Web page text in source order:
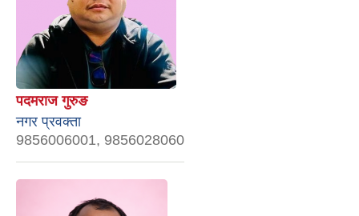
पदमराज गुरुङ
नगर प्रवक्ता
9856006001, 9856028060